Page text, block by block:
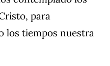
para
los tiempos nuestra